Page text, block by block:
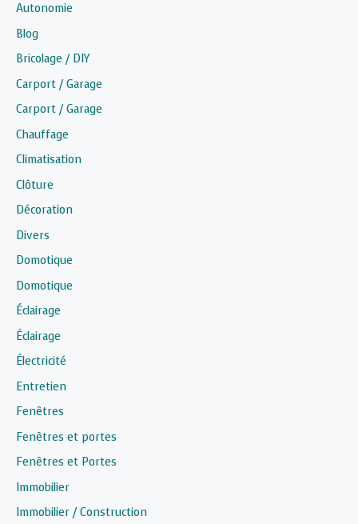
Autonomie
Blog
Bricolage / DIY
Carport / Garage
Carport / Garage
Chauffage
Climatisation
Clôture
Décoration
Divers
Domotique
Domotique
Éclairage
Éclairage
Électricité
Entretien
Fenêtres
Fenêtres et portes
Fenêtres et Portes
Immobilier
Immobilier / Construction